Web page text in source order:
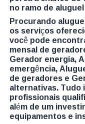
no ramo de
Procurando
os serviços
você pode
mensal de
Gerador energia,
emergência,
de geradores e
alternativas. Tudo
profissionais
além de um
equipamentos e